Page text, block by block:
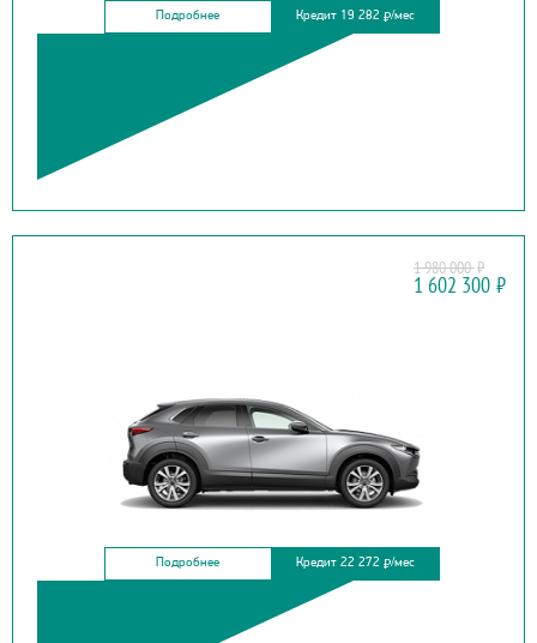
Подробнее Кредит 19 282 ₽/мес
1 980 000₽
1 602 300 ₽
Подробнее Кредит 22 272 ₽/мес